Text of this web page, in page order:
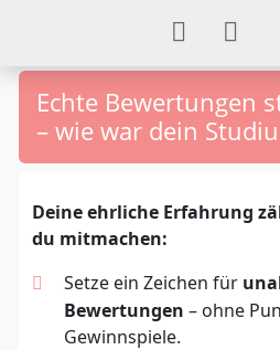
Echte Bewertungen
– wie war dein
Deine ehrliche Erfahrung
du mitmachen:
Setze ein Zeichen für
Bewertungen – ohne
Gewinnspiele.